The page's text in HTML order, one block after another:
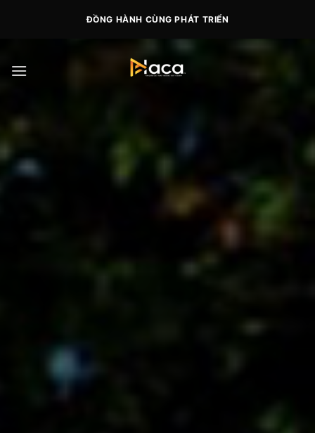
ĐỒNG HÀNH CÙNG PHÁT TRIỂN